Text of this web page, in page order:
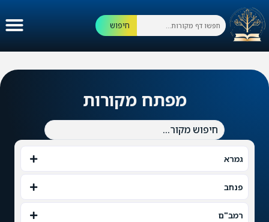
חיפוש
מפתח מקורות
גמרא
פנחב
רמב"ם